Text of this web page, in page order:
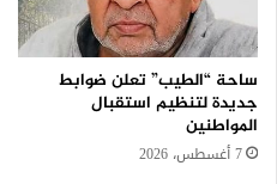
ساحة “الطيب” تعلن ضوابط
جديدة لتنظيم استقبال
المواطنين
7 أغسطس، 2026